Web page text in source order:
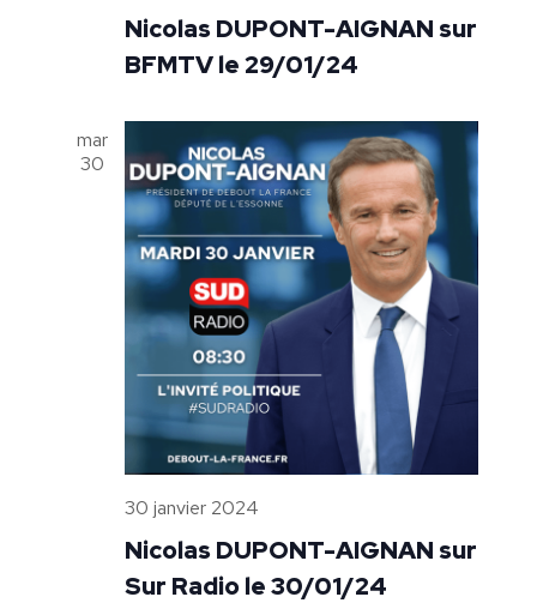
Nicolas DUPONT-AIGNAN sur
BFMTV le 29/01/24
mar
30
Nicolas DUPONT-AIGNAN sur
Sur Radio le 30/01/24
30 janvier 2024